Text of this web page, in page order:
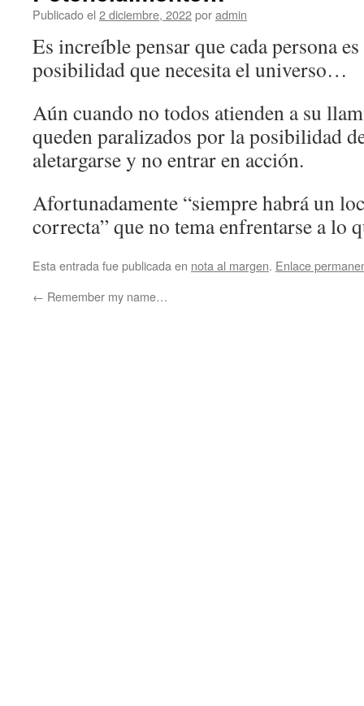
Publicado el 2 diciembre, 2022poradmin
Es increíble pensar que cada persona
posibilidad que necesita el universo…
Aún cuando no todos atienden a su
queden paralizados por la posibilidad
aletargarse y no entrar en acción.
Afortunadamente “siempre habrá un
correcta” que no tema enfrentarse a lo
Esta entrada fue publicada en nota al margen. Enlace
← Remember my name…